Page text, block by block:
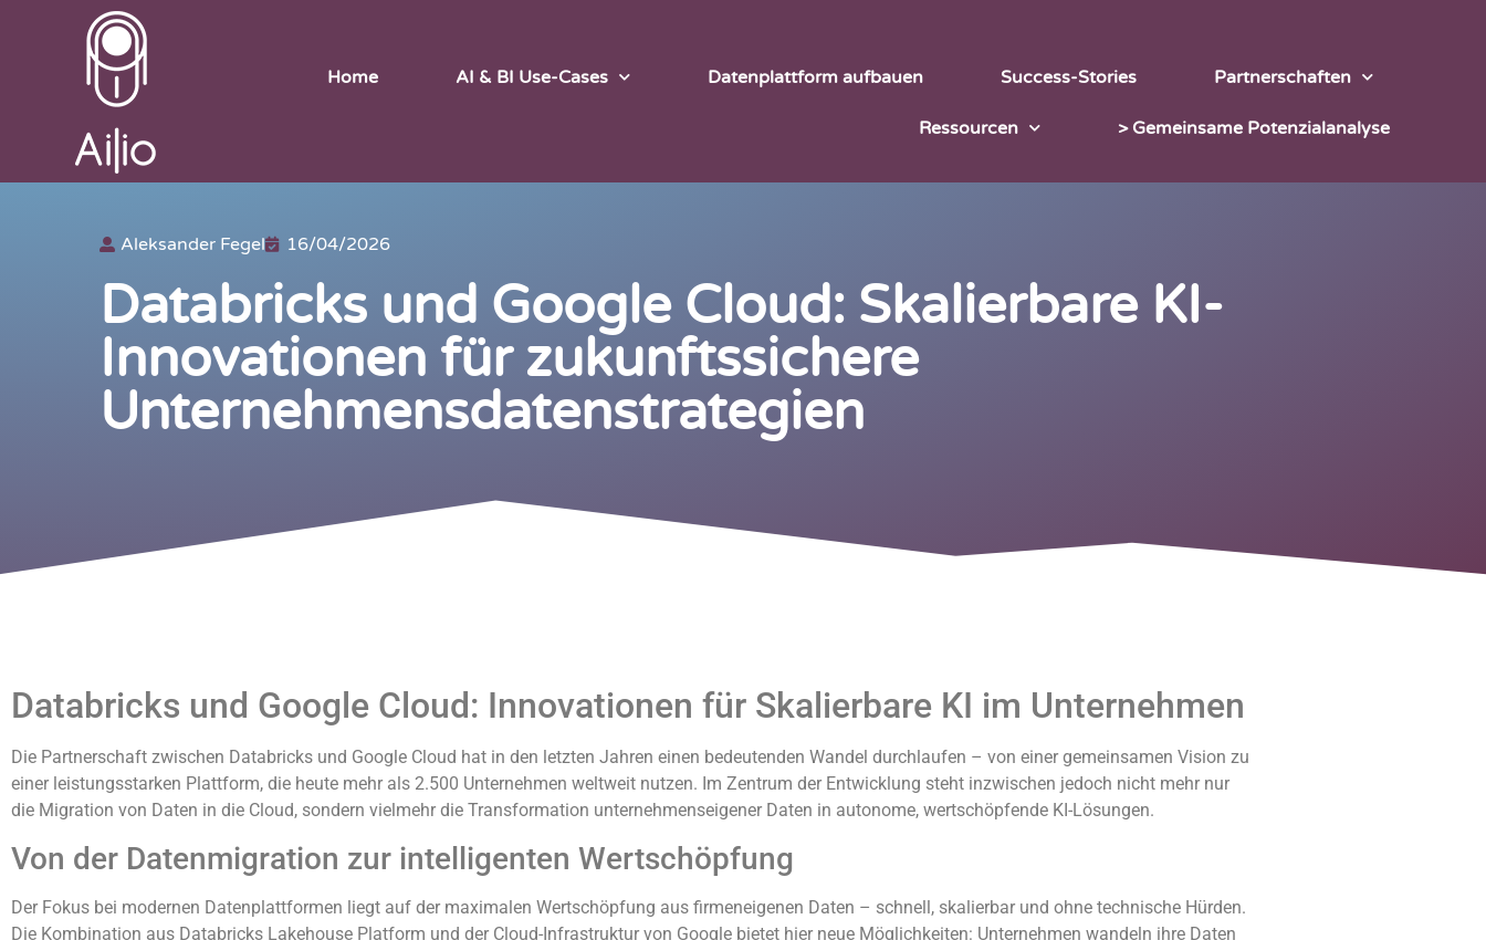
Home AI & BI Use-Cases Datenplattform aufbauen Success-Stories Partnerschaften
Ressourcen > Gemeinsame Potenzialanalyse
Aleksander Fegel 16/04/2026
Databricks und Google Cloud: Skalierbare KI-
Innovationen für zukunftssichere
Unternehmensdatenstrategien
Databricks und Google Cloud: Innovationen für Skalierbare KI im Unternehmen
Die Partnerschaft zwischen Databricks und Google Cloud hat in den letzten Jahren einen bedeutenden Wandel durchlaufen – von einer gemeinsamen Vision zu
einer leistungsstarken Plattform, die heute mehr als 2.500 Unternehmen weltweit nutzen. Im Zentrum der Entwicklung steht inzwischen jedoch nicht mehr nur
die Migration von Daten in die Cloud, sondern vielmehr die Transformation unternehmenseigener Daten in autonome, wertschöpfende KI-Lösungen.
Von der Datenmigration zur intelligenten Wertschöpfung
Der Fokus bei modernen Datenplattformen liegt auf der maximalen Wertschöpfung aus firmeneigenen Daten – schnell, skalierbar und ohne technische Hürden.
Die Kombination aus Databricks Lakehouse Platform und der Cloud-Infrastruktur von Google bietet hier neue Möglichkeiten: Unternehmen wandeln ihre Daten